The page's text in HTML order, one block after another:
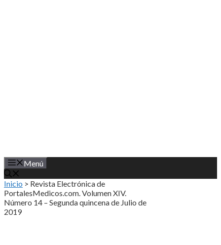
Menú
Inicio > Revista Electrónica de
PortalesMedicos.com. Volumen XIV.
Número 14 – Segunda quincena de Julio de
2019